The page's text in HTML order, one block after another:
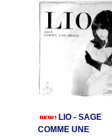
LIO - SAGE
COMME UNE